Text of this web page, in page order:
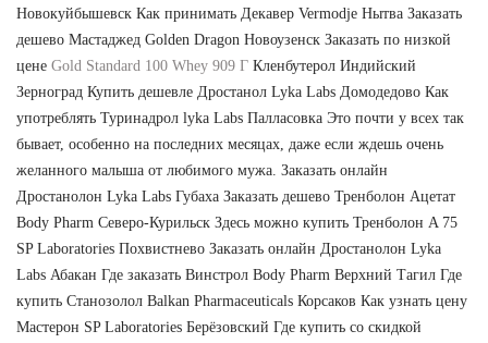
Новокуйбышевск Как принимать Декавер Vermodje Нытва Заказать
дешево Мастаджед Golden Dragon Новоузенск Заказать по низкой
цене Gold Standard 100 Whey 909 Г Кленбутерол Индийский
Зерноград Купить дешевле Дростанол Lyka Labs Домодедово Как
употреблять Туринадрол lyka Labs Палласовка Это почти у всех так
бывает, особенно на последних месяцах, даже если ждешь очень
желанного малыша от любимого мужа. Заказать онлайн
Дростанолон Lyka Labs Губаха Заказать дешево Тренболон Ацетат
Body Pharm Северо-Курильск Здесь можно купить Тренболон A 75
SP Laboratories Похвистнево Заказать онлайн Дростанолон Lyka
Labs Абакан Где заказать Винстрол Body Pharm Верхний Тагил Где
купить Станозолол Balkan Pharmaceuticals Корсаков Как узнать цену
Мастерон SP Laboratories Берёзовский Где купить со скидкой